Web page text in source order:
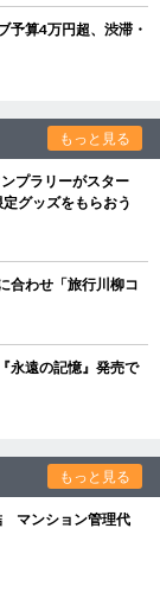
算4万円超、渋滞・
もっと見る
プラリーがスター
グッズをもらおう
合わせ「旅行川柳コ
永遠の記憶』発売で
もっと見る
マンション管理代